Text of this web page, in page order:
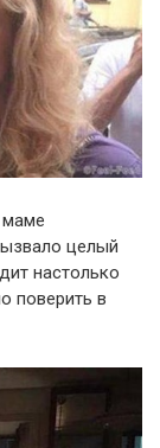
целый
настолько
поверить в